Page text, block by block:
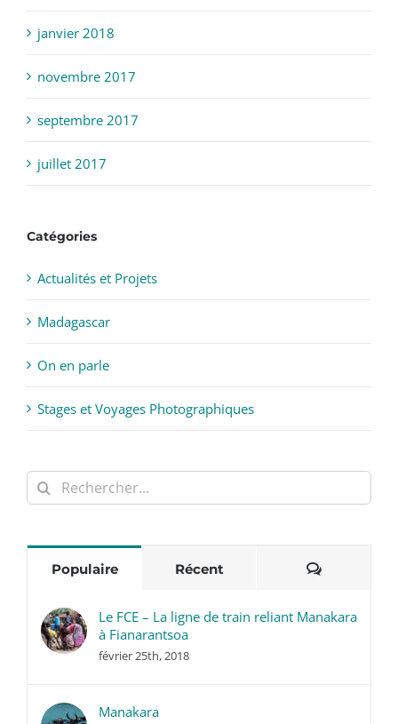
janvier 2018
novembre 2017
septembre 2017
juillet 2017
Catégories
Actualités et Projets
Madagascar
On en parle
Stages et Voyages Photographiques
Rechercher:
Populaire Récent
Le FCE – La ligne de train reliant Manakara
à Fianarantsoa
février 25th, 2018
Manakara